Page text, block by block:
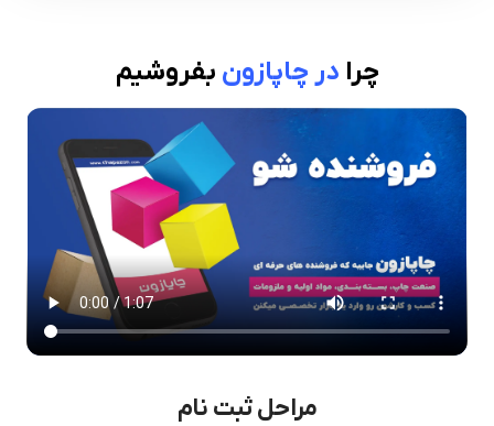
چرا در چاپازون بفروشیم
مراحل ثبت نام